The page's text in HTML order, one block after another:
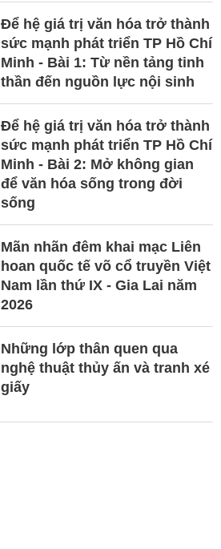
Để hệ giá trị văn hóa trở thành
sức mạnh phát triển TP Hồ Chí
Minh - Bài 1: Từ nền tảng tinh
thần đến nguồn lực nội sinh
Để hệ giá trị văn hóa trở thành
sức mạnh phát triển TP Hồ Chí
Minh - Bài 2: Mở không gian
để văn hóa sống trong đời
sống
Mãn nhãn đêm khai mạc Liên
hoan quốc tế võ cổ truyền Việt
Nam lần thứ IX - Gia Lai năm
2026
Những lớp thân quen qua
nghệ thuật thủy ấn và tranh xé
giấy